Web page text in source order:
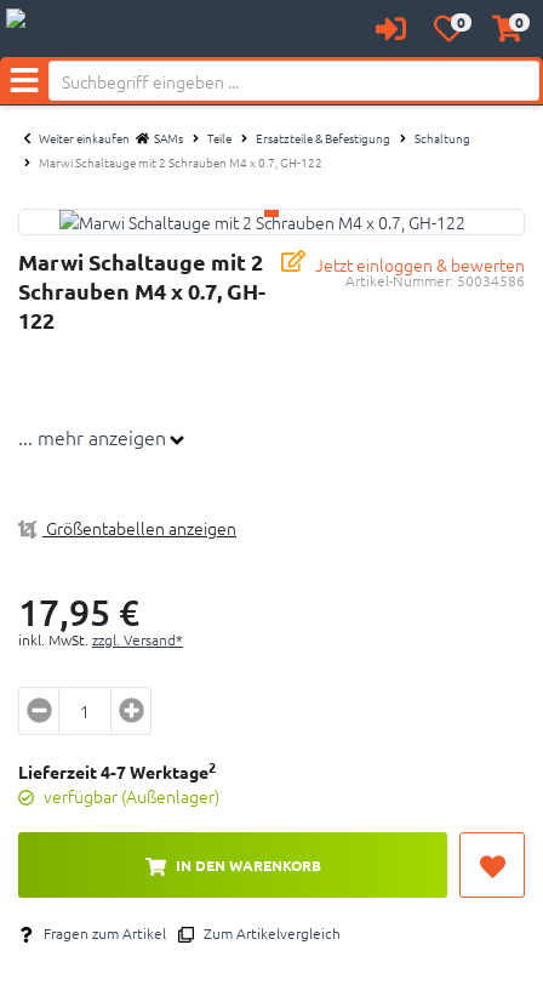
AnmeldenMerkzettel
aufklappen
0 0
Menü
Weiter einkaufen SAMs Teile Ersatzteile & Befestigung
Schaltung
Marwi Schaltauge mit 2 Schrauben M4 x 0.7, GH-122
Jetzt einloggen & bewerten
Artikel-Nummer: 50034586
Marwi Schaltauge mit 2
Schrauben M4 x 0.7, GH-
122
... mehr anzeigen
Größentabellen anzeigen
17,95 €
inkl. MwSt. zzgl. Versand*
Lieferzeit 4-7 Werktage2
verfügbar (Außenlager)
IN DEN WARENKORB
Fragen zum Artikel Zum Artikelvergleich